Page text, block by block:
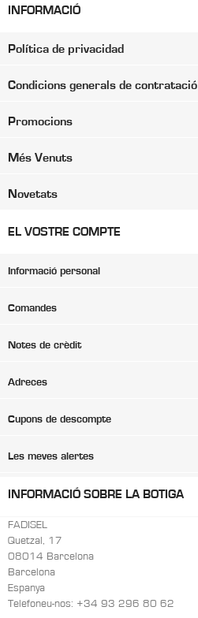
INFORMACIÓ
Política de privacidad
Condicions generals de contratació
Promocions
Més Venuts
Novetats
EL VOSTRE COMPTE
Informació personal
Comandes
Notes de crèdit
Adreces
Cupons de descompte
Les meves alertes
INFORMACIÓ SOBRE LA BOTIGA
FADISEL
Quetzal, 17
08014 Barcelona
Barcelona
Espanya
Telefoneu-nos: +34 93 296 80 62